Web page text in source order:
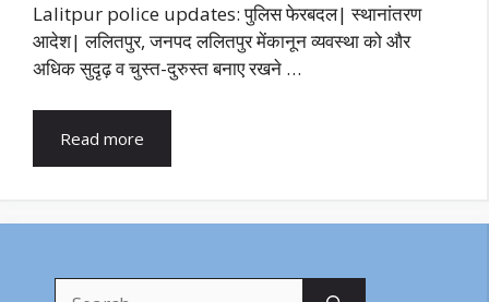
Lalitpur police updates: पुलिस फेरबदल| स्थानांतरण
आदेश| ललितपुर, जनपद ललितपुर मेंकानून व्यवस्था को और
अधिक सुदृढ़ व चुस्त-दुरुस्त बनाए रखने …
Read more